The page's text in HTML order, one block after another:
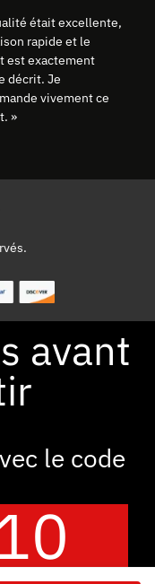
était excellente,
rapide et le
est exactement
décrit. Je
vivement ce
»
avant
le code